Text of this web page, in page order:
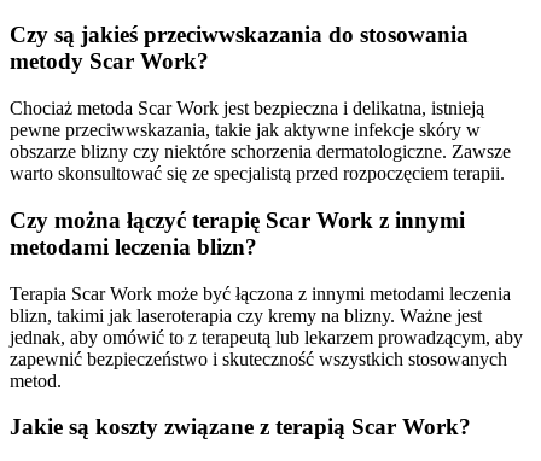
Czy są jakieś przeciwwskazania do stosowania
metody Scar Work?
Chociaż metoda Scar Work jest bezpieczna i delikatna, istnieją
pewne przeciwwskazania, takie jak aktywne infekcje skóry w
obszarze blizny czy niektóre schorzenia dermatologiczne. Zawsze
warto skonsultować się ze specjalistą przed rozpoczęciem terapii.
Czy można łączyć terapię Scar Work z innymi
metodami leczenia blizn?
Terapia Scar Work może być łączona z innymi metodami leczenia
blizn, takimi jak laseroterapia czy kremy na blizny. Ważne jest
jednak, aby omówić to z terapeutą lub lekarzem prowadzącym, aby
zapewnić bezpieczeństwo i skuteczność wszystkich stosowanych
metod.
Jakie są koszty związane z terapią Scar Work?